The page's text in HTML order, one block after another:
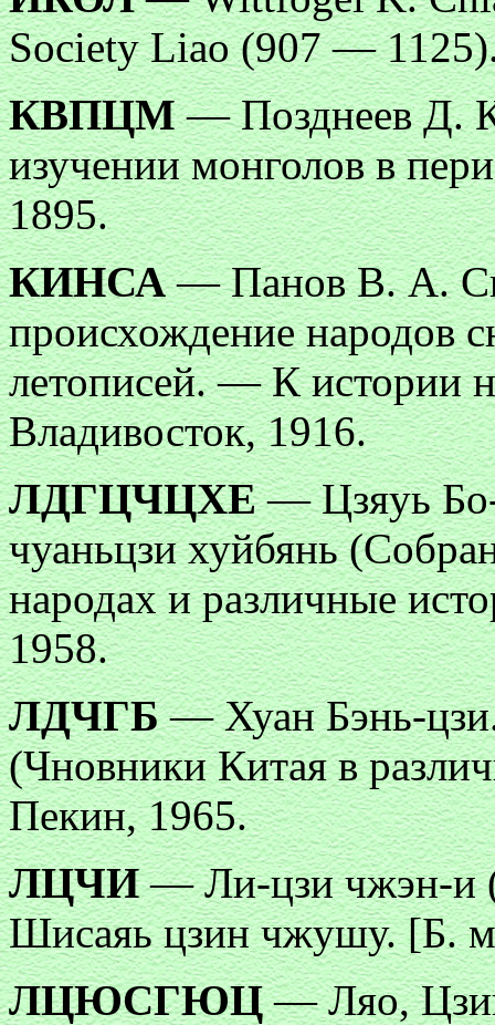
Society Liao (907 —
КВПЦМ— Позднеев Д. К
изучении монголов в
1895.
КИНСА— Панов В. А.
происхождение народов
летописей. — К истории
Владивосток, 1916.
ЛДГЦЧЦХЕ— Цзяyь Бо-
чуаньцзи хуйбянь
народах и различные
1958.
ЛДЧГБ— Хуан Бэнь-
(Чновники Китая в
Пекин, 1965.
ЛЦЧИ— Ли-цзи чжэн-и
Шисаяь цзин чжушу. [Б.
ЛЦЮСГЮЦ— Ляо,